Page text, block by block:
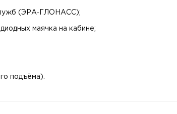
(ЭРА‑ГЛОНАСС);
маячка на кабине;
подъёма).